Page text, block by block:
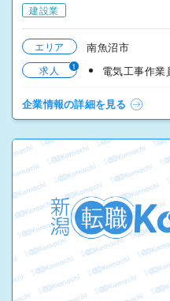
建設業
エリア 南魚沼市
求人 1 電気工事作業
企業情報の詳細を見る